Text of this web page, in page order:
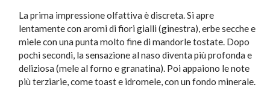
La prima impressione olfattiva è discreta. Si apre
lentamente con aromi di fiori gialli (ginestra), erbe secche e
miele con una punta molto fine di mandorle tostate. Dopo
pochi secondi, la sensazione al naso diventa più profonda e
deliziosa (mele al forno e granatina). Poi appaiono le note
più terziarie, come toast e idromele, con un fondo minerale.